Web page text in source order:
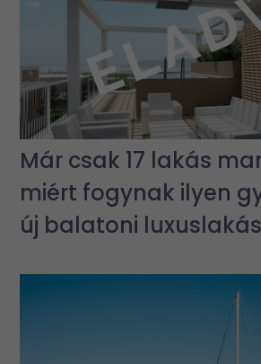
Már csak 17 lakás
miért fogynak ilyen
új balatoni